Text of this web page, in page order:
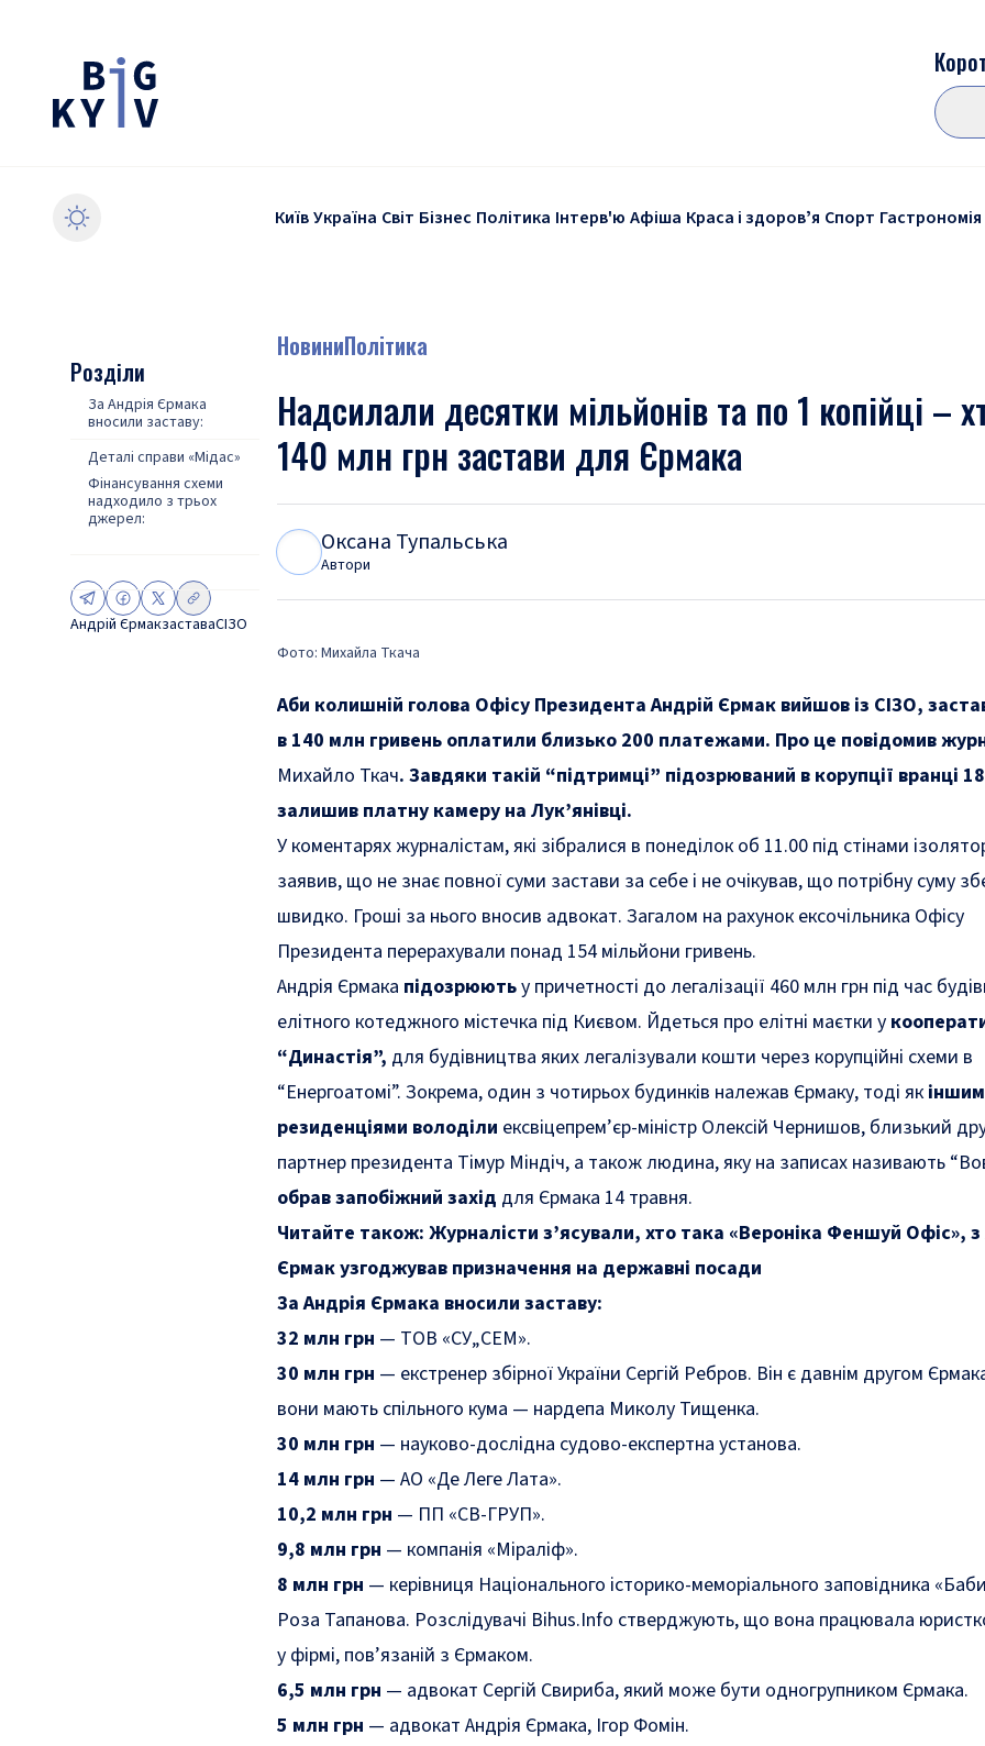
КиївУкраїна Світ Бізнес Політика Інтерв'ю Афіша Краса і здоровʼя Спорт Гастрономія
Розділи
За Андрія Єрмака
вносили заставу:
Деталі справи «Мідас»
Фінансування схеми
надходило з трьох
джерел:
Андрій ЄрмакзаставаСІЗО
НовиниПолітика
Надсилали десятки мільйонів та по 1 копійці –
140 млн грн застави для Єрмака
Оксана Тупальська
Автори
Фото: Михайла Ткача
Аби колишній голова Офісу Президента Андрій Єрмак вийшов із СІЗО,
в 140 млн гривень оплатили близько 200 платежами. Про це повідомив
Михайло Ткач. Завдяки такій “підтримці” підозрюваний в корупції вранці
залишив платну камеру на Лук’янівці.
У коментарях журналістам, які зібралися в понеділок об 11.00 під стінами
заявив, що не знає повної суми застави за себе і не очікував, що потрібну суму
швидко. Гроші за нього вносив адвокат. Загалом на рахунок ексочільника Офісу
Президента перерахували понад 154 мільйони гривень.
Андрія Єрмака підозрюютьу причетності до легалізації 460 млн грн під час
елітного котеджного містечка під Києвом. Йдеться про елітні маєтки у
“Династія”, для будівництва яких легалізували кошти через корупційні схеми в
“Енергоатомі”. Зокрема, один з чотирьох будинків належав Єрмаку, тоді як
резиденціями володіли ексвіцепрем’єр-міністр Олексій Чернишов, близький
партнер президента Тімур Міндіч, а також людина, яку на записах називають
обрав запобіжний захід для Єрмака 14 травня.
Читайте також: Журналісти з’ясували, хто така «Вероніка Феншуй Офіс»,
Єрмак узгоджував призначення на державні посади
За Андрія Єрмака вносили заставу:
32 млн грн — ТОВ «СУ„СЕМ».
30 млн грн — екстренер збірної України Сергій Ребров. Він є давнім другом
вони мають спільного кума — нардепа Миколу Тищенка.
30 млн грн — науково-дослідна судово-експертна установа.
14 млн грн — АО «Де Леге Лата».
10,2 млн грн — ПП «СВ-ГРУП».
9,8 млн грн — компанія «Міраліф».
8 млн грн — керівниця Національного історико-меморіального заповідника
Роза Тапанова. Розслідувачі Bihus.Info стверджують, що вона працювала
у фірмі, пов’язаній з Єрмаком.
6,5 млн грн — адвокат Сергій Свириба, який може бути одногрупником Єрмака.
5 млн грн — адвокат Андрія Єрмака, Ігор Фомін.